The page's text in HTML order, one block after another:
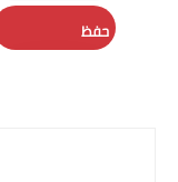
Facebook
حفظ